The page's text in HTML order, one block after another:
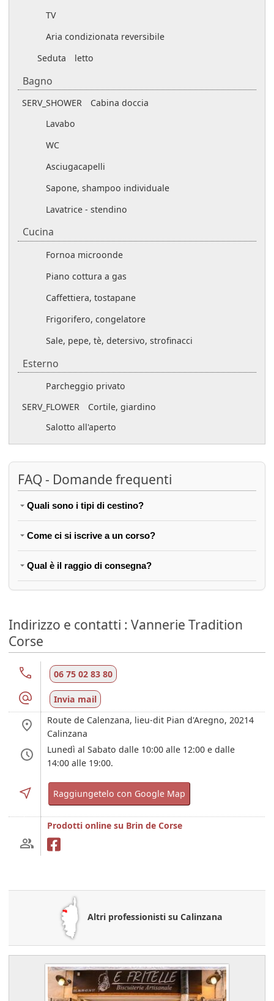
TV
Aria condizionata reversibile
Seduta
letto
Bagno
SERV_SHOWER
Cabina doccia
Lavabo
WC
Asciugacapelli
Sapone, shampoo individuale
Lavatrice - stendino
Cucina
Fornoa microonde
Piano cottura a gas
Caffettiera, tostapane
Frigorifero, congelatore
Sale, pepe, tè, detersivo, strofinacci
Esterno
Parcheggio privato
SERV_FLOWER
Cortile, giardino
Salotto all'aperto
FAQ - Domande frequenti
Quali sono i tipi di cestino?
Come ci si iscrive a un corso?
Qual è il raggio di consegna?
Indirizzo e contatti : Vannerie Tradition
Corse
06 75 02 83 80
Invia mail
Route de Calenzana, lieu-dit Pian d'Aregno,20214
Calinzana
Lunedì al Sabato dalle 10:00 alle 12:00 e dalle
14:00 alle 19:00.
Raggiungetelo con Google Map
Prodotti online su Brin de Corse
Altri professionisti su Calinzana